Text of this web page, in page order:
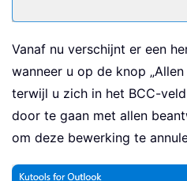
Vanaf nu verschijnt er een
wanneer u op de knop
terwijl u zich in het BCC-
door te gaan met allen
om deze bewerking te